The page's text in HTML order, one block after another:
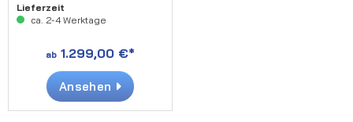
Lieferzeit
ca. 2-4 Werktage
ab 1.299,00 €*
Ansehen